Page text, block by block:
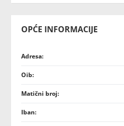
OPĆE INFORMACIJE
Adresa:
Oib:
Matični broj:
Iban: